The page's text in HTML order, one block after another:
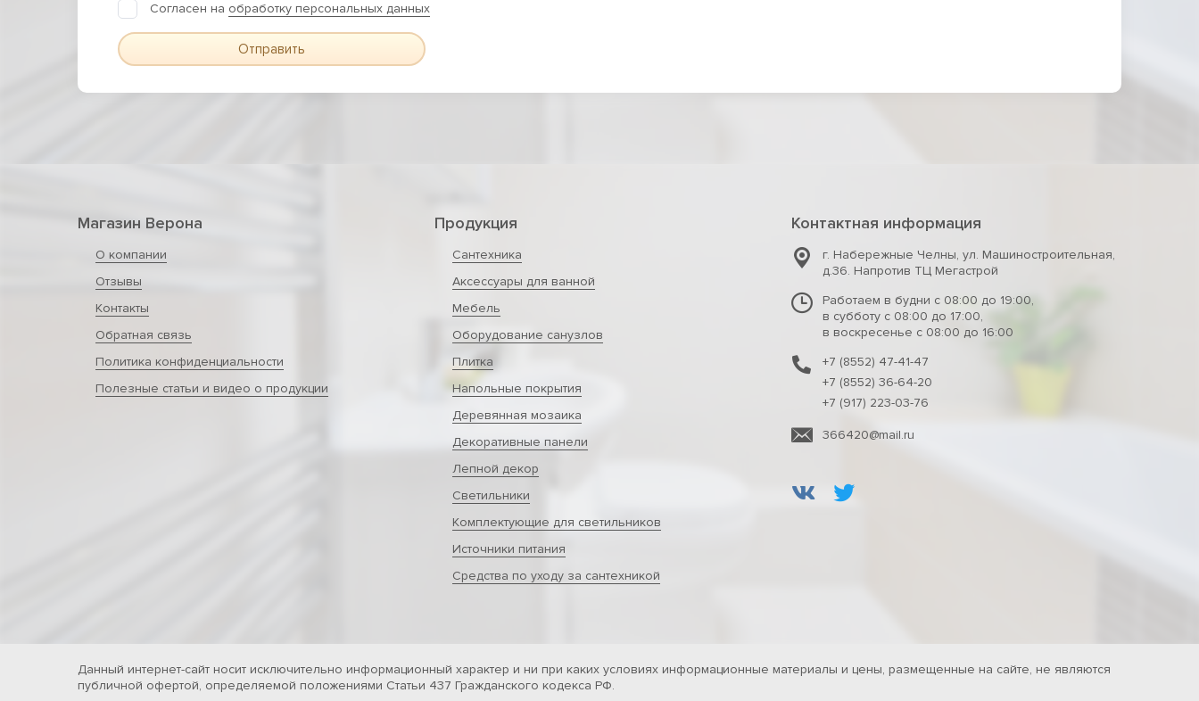
Согласен на обработку персональных данных
Отправить
Магазин Верона
О компании
Отзывы
Контакты
Обратная связь
Политика конфиденциальности
Полезные статьи и видео о продукции
Продукция
Сантехника
Аксессуары для ванной
Мебель
Оборудование санузлов
Плитка
Напольные покрытия
Деревянная мозаика
Декоративные панели
Лепной декор
Светильники
Комплектующие для светильников
Источники питания
Средства по уходу за сантехникой
Контактная информация
г. Набережные Челны, ул. Машиностроительная,
д.36. Напротив ТЦ Мегастрой
Работаем в будни с 08:00 до 19:00,
в субботу с 08:00 до 17:00,
в воскресенье с 08:00 до 16:00
+7 (8552) 47-41-47
+7 (8552) 36-64-20
+7 (917) 223-03-76
366420@mail.ru
Данный интернет-сайт носит исключительно информационный характер и ни при каких условиях информационные материалы и цены, размещенные на сайте, не являются
публичной офертой, определяемой положениями Статьи 437 Гражданского кодекса РФ.